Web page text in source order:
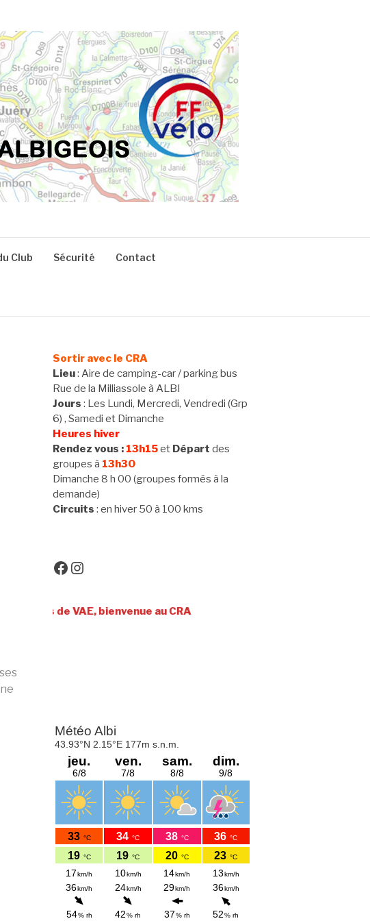
Club Sécurité Contact
Sortir avec le CRA
Lieu: Aire de camping-car / parking bus
Rue de la Milliassole à ALBI
Jours : Les Lundi, Mercredi, Vendredi (Grp
6) , Samedi et Dimanche
Heures hiver
Rendez vous : 13h15et Départ des
groupes à 13h30
Dimanche 8 h 00 (groupes formés à la
demande)
Circuits : en hiver 50 à 100 kms
Facebook
Instagram
de VAE, bienvenue au CRA